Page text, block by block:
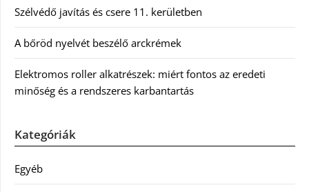
Szélvédő javítás és csere 11. kerületben
A bőröd nyelvét beszélő arckrémek
Elektromos roller alkatrészek: miért fontos az eredeti
minőség és a rendszeres karbantartás
Kategóriák
Egyéb